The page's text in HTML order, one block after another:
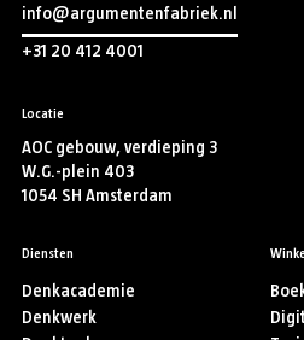
info@argumentenfabriek.nl
+31 20 412 4001
Locatie
AOC gebouw, verdieping 3
W.G.-plein 403
1054 SH Amsterdam
Diensten
Denkacademie
Denkwerk
Winkel